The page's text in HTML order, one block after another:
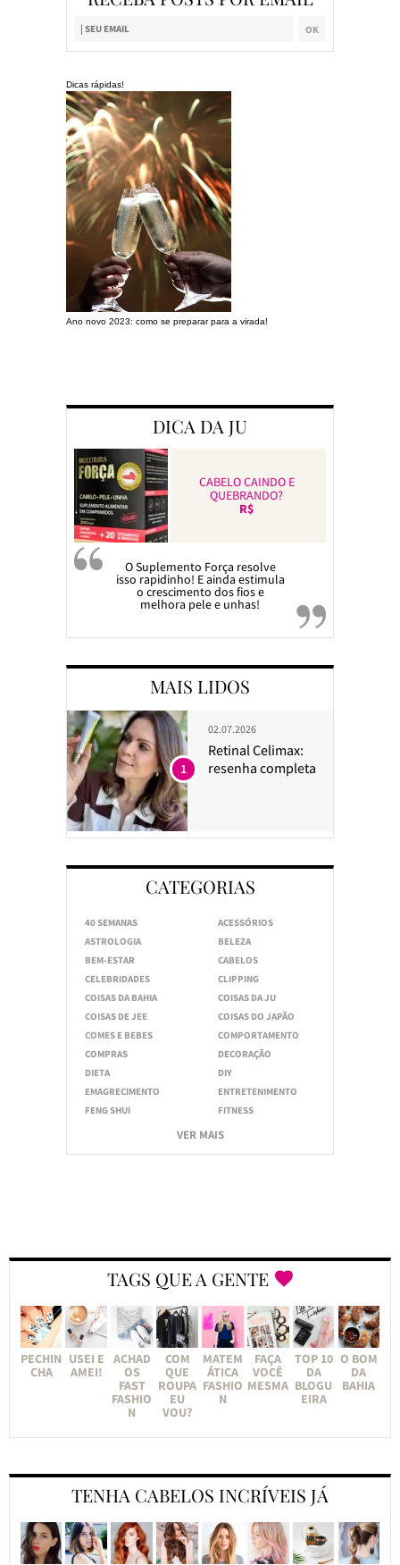
Dicas rápidas!
Ano novo 2023: como se preparar para a virada!
DICA DA JU
CABELO CAINDO E
QUEBRANDO?
R$
O Suplemento Força resolve
isso rapidinho! E ainda estimula
o crescimento dos fios e
melhora pele e unhas!
MAIS LIDOS
02.07.2026
Retinal Celimax:
resenha completa
1
CATEGORIAS
40 SEMANAS
ACESSÓRIOS
ASTROLOGIA
BELEZA
BEM-ESTAR
CABELOS
CELEBRIDADES
CLIPPING
COISAS DA BAHIA
COISAS DA JU
COISAS DE JEE
COISAS DO JAPÃO
COMES E BEBES
COMPORTAMENTO
COMPRAS
DECORAÇÃO
DIETA
DIY
EMAGRECIMENTO
ENTRETENIMENTO
FENG SHUI
FITNESS
VER MAIS
TAGS QUE A GENTE
PECHIN
CHA
USEI E
AMEI!
ACHAD
OS
FAST
FASHIO
N
COM
QUE
ROUPA
EU
VOU?
MATEM
ÁTICA
FASHIO
N
FAÇA
VOCÊ
MESMA
TOP 10
DA
BLOGU
EIRA
O BOM
DA
BAHIA
TENHA CABELOS INCRÍVEIS JÁ